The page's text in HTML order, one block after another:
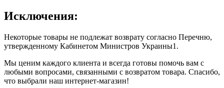
Исключения:
Некоторые товары не подлежат возврату согласно Перечню,
утвержденному Кабинетом Министров Украины1.
Мы ценим каждого клиента и всегда готовы помочь вам с
любыми вопросами, связанными с возвратом товара. Спасибо,
что выбрали наш интернет-магазин!